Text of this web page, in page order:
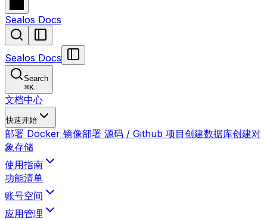
Sealos Docs
Sealos Docs
Search
⌘K
文档中心
快速开始
部署 Docker 镜像部署 源码 / Github 项目创建数据库创建对
象存储
使用指南
功能清单
账号空间
应用管理